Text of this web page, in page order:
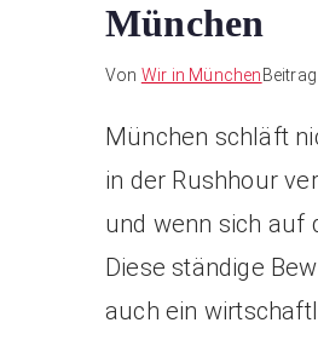
München
Von Wir in München
München schläft
in der Rushhour
und wenn sich auf
Diese ständige
auch ein